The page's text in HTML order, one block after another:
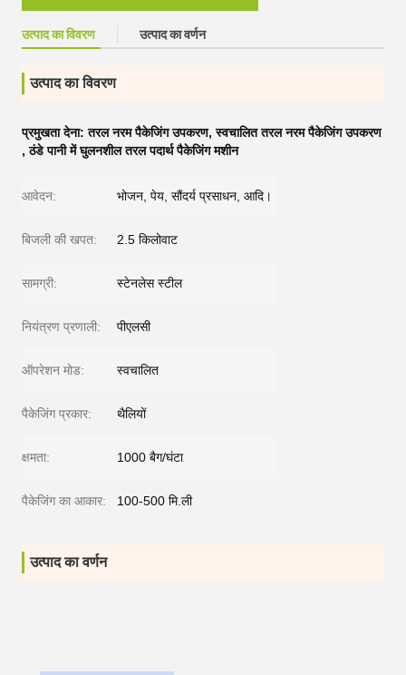
उत्पाद का विवरण उत्पाद का वर्णन
उत्पाद का विवरण
प्रमुखता देना:तरल नरम पैकेजिंग उपकरण,स्वचालित तरल नरम पैकेजिंग उपकरण
,ठंडे पानी में घुलनशील तरल पदार्थ पैकेजिंग मशीन
आवेदन: भोजन, पेय, सौंदर्य प्रसाधन, आदि।
बिजली की खपत: 2.5 किलोवाट
सामग्री: स्टेनलेस स्टील
नियंत्रण प्रणाली: पीएलसी
ऑपरेशन मोड: स्वचालित
पैकेजिंग प्रकार: थैलियों
क्षमता: 1000 बैग/घंटा
पैकेजिंग का आकार: 100-500 मि.ली
उत्पाद का वर्णन